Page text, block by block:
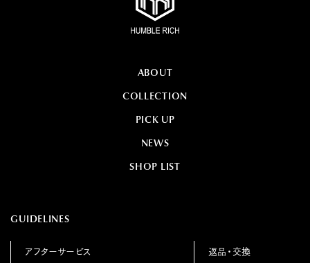
ABOUT
COLLECTION
PICK UP
NEWS
SHOP LIST
GUIDELINES
アフターサービス
返品・交換